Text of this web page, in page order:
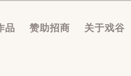
品 赞助招商 关于戏谷